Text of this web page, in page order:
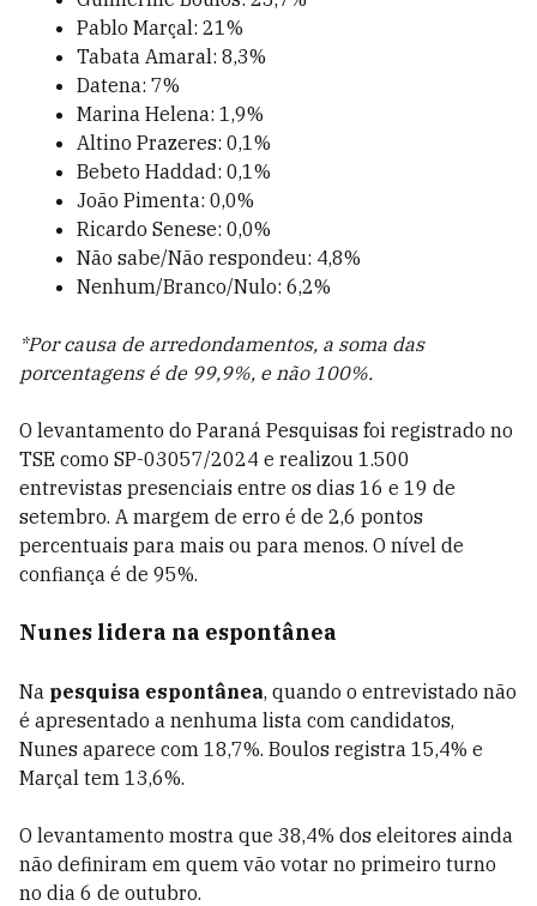
Pablo Marçal: 21%
Tabata Amaral: 8,3%
Datena: 7%
Marina Helena: 1,9%
Altino Prazeres: 0,1%
Bebeto Haddad: 0,1%
João Pimenta: 0,0%
Ricardo Senese: 0,0%
Não sabe/Não respondeu: 4,8%
Nenhum/Branco/Nulo: 6,2%
*Por causa de arredondamentos, a soma das
porcentagens é de 99,9%, e não 100%.
O levantamento do Paraná Pesquisas foi registrado no
TSE como SP-03057/2024 e realizou 1.500
entrevistas presenciais entre os dias 16 e 19 de
setembro. A margem de erro é de 2,6 pontos
percentuais para mais ou para menos. O nível de
confiança é de 95%.
Nunes lidera na espontânea
Na pesquisa espontânea, quando o entrevistado não
é apresentado a nenhuma lista com candidatos,
Nunes aparece com 18,7%. Boulos registra 15,4% e
Marçal tem 13,6%.
O levantamento mostra que 38,4% dos eleitores ainda
não definiram em quem vão votar no primeiro turno
no dia 6 de outubro.